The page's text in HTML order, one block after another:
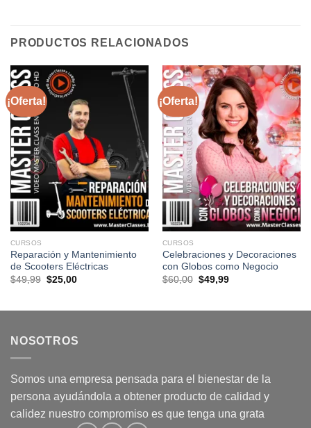
PRODUCTOS RELACIONADOS
¡Oferta!
CURSOS
Reparación y Mantenimiento
de Scooters Eléctricas
$49,99 El
$25,00El
¡Oferta!
CURSOS
Celebraciones y Decoraciones
con Globos como Negocio
$60,00 El
$49,99El
NOSOTROS
Somos una empresa pensada para el bienestar de la
persona ayudándola a obtener producto de calidad y
calidez nuestro compromiso es que tenga una grata